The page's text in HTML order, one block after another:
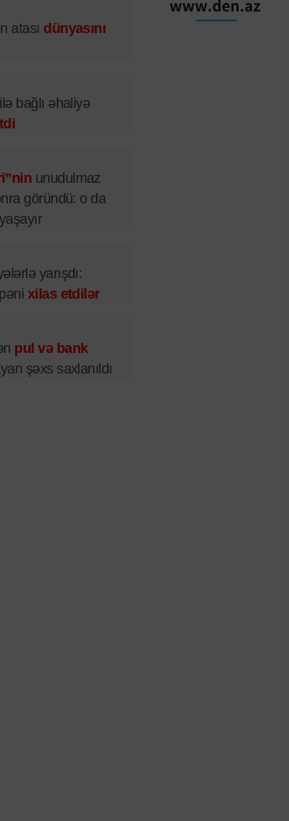
atası dünyasını
bağlı əhaliyə
unudulmaz
göründü: o da
yarışdı:
xilas etdilər
pul və bank
şəxs saxlanıldı